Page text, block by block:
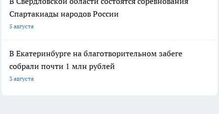
Спартакиады народов России
5 августа
В Екатеринбурге на благотворительном забеге
собрали почти 1 млн рублей
3 августа